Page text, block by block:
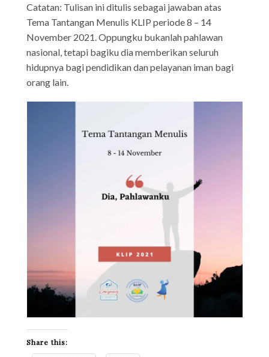
Catatan: Tulisan ini ditulis sebagai jawaban atas
Tema Tantangan Menulis KLIP periode 8 – 14
November 2021. Oppungku bukanlah pahlawan
nasional, tetapi bagiku dia memberikan seluruh
hidupnya bagi pendidikan dan pelayanan iman bagi
orang lain.
Share this: